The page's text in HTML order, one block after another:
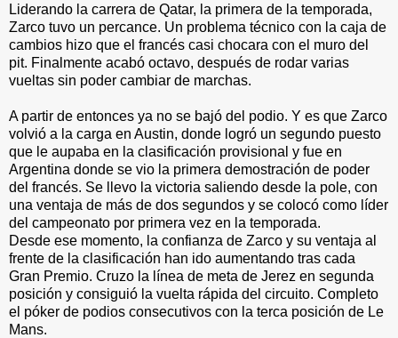
Liderando la carrera de Qatar, la primera de la temporada,
Zarco tuvo un percance. Un problema técnico con la caja de
cambios hizo que el francés casi chocara con el muro del
pit. Finalmente acabó octavo, después de rodar varias
vueltas sin poder cambiar de marchas.
A partir de entonces ya no se bajó del podio. Y es que Zarco
volvió a la carga en Austin, donde logró un segundo puesto
que le aupaba en la clasificación provisional y fue en
Argentina donde se vio la primera demostración de poder
del francés. Se llevo la victoria saliendo desde la pole, con
una ventaja de más de dos segundos y se colocó como líder
del campeonato por primera vez en la temporada.
Desde ese momento, la confianza de Zarco y su ventaja al
frente de la clasificación han ido aumentando tras cada
Gran Premio. Cruzo la línea de meta de Jerez en segunda
posición y consiguió la vuelta rápida del circuito. Completo
el póker de podios consecutivos con la terca posición de Le
Mans.